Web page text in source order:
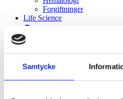
Samtycke
Forgiftninger
Life Science
▼
Sikkerhet & renhet
Osmolalitet og kryometri
Production
Nyheter & Eventer
Alle nyheter